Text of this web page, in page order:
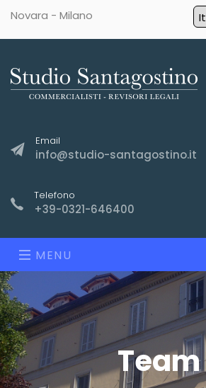
Email
info@studio-santagostino.it
Telefono
+39-0321-646400
Novara - Milano
MENU
Team